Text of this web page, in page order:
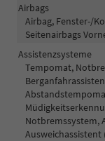
Airbags
Airbag, Fenster-/
Seitenairbags
Assistenzsysteme
Tempomat,
Notbremssystem,
Ausweichassistent